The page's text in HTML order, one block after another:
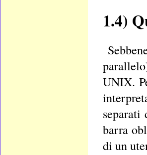
1.4)
UNIX.
separati
barra
di un